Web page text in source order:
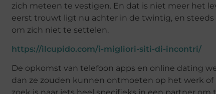
zich meteen te vestigen. En dat is niet meer het
eerst trouwt ligt nu achter in de twintig, en
om zich niet te settelen.
https://ilcupido.com/i-migliori-siti-di-incontri/
De opkomst van telefoon apps en online dating
dan ze zouden kunnen ontmoeten op het werk